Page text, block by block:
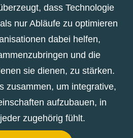
dass Technologie
nur Abläufe zu optimieren
dabei helfen,
und die
sie dienen, zu stärken.
zusammen, um integrative,
aufzubauen, in
zugehörig fühlt.